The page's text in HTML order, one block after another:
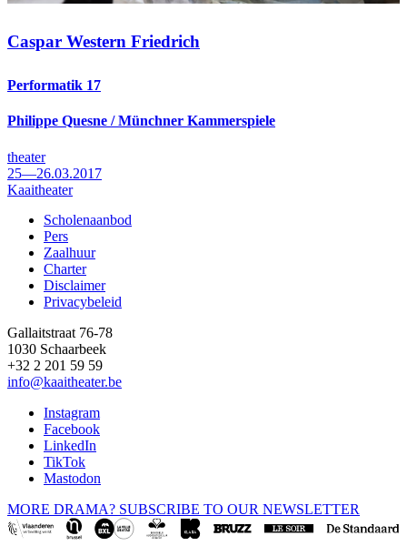
Caspar Western Friedrich
Performatik 17
Philippe Quesne / Münchner Kammerspiele
theater
25—26.03.2017
Kaaitheater
Footer
Scholenaanbod
Pers
Zaalhuur
Charter
Disclaimer
Privacybeleid
Gallaitstraat 76-78
1030 Schaarbeek
+32 2 201 59 59
info@kaaitheater.be
Instagram
Facebook
LinkedIn
TikTok
Mastodon
MORE DRAMA? SUBSCRIBE TO OUR NEWSLETTER